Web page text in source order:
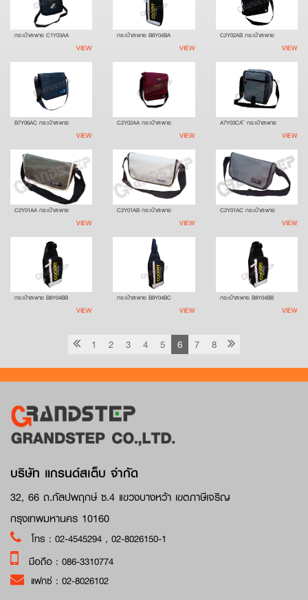
กระเป๋าสะพาย C1Y03AA
VIEW
กระเป๋าสะพาย B8Y04BA
VIEW
C2Y02AB กระเป๋าสะพาย
VIEW
B7Y06AC กระเป๋าสะพาย
VIEW
C2Y02AA กระเป๋าสะพาย
VIEW
A7Y03CA ิ กระเป๋าสะพาย
VIEW
C2Y01AA กระเป๋าสะพาย
VIEW
C2Y01AB กระเป๋าสะพาย
VIEW
C2Y01AC กระเป๋าสะพาย
VIEW
กระเป๋าสะพาย B8Y04BB
VIEW
กระเป๋าสะพาย B8Y04BC
VIEW
กระเป๋าสะพาย B8Y04BB
VIEW
1 2 3 4 5 6 7 8
บริษัท แกรนด์สเต็บ จำกัด
32, 66 ถ.กัลปพฤกษ์ ซ.4 แขวงบางหว้า เขตภาษีเจริญ
กรุงเทพมหานคร 10160
โทร : 02-4545294 , 02-8026150-1
มือถือ : 086-3310774
แฟกซ์ : 02-8026102